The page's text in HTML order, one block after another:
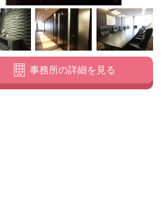
事務所の詳細を見る